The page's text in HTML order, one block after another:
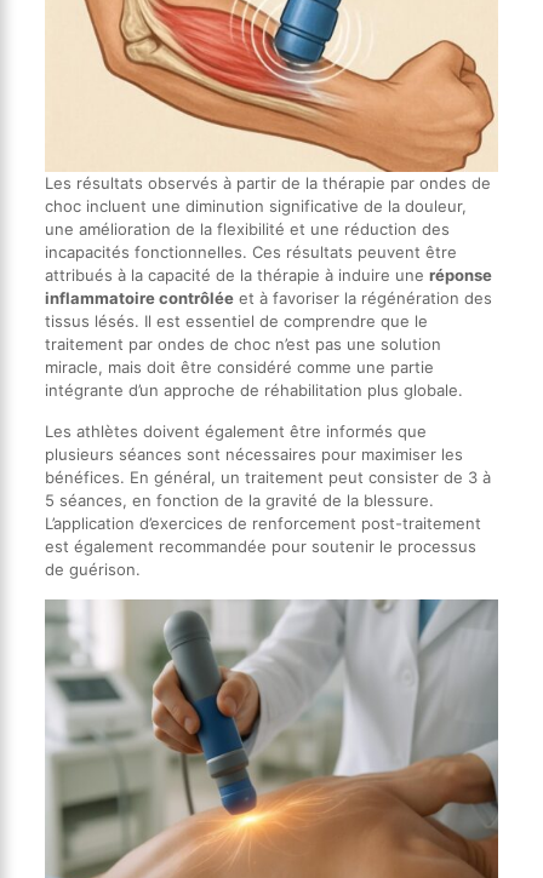
Les résultats observés à partir de la thérapie par ondes de
choc incluent une diminution significative de la douleur,
une amélioration de la flexibilité et une réduction des
incapacités fonctionnelles. Ces résultats peuvent être
attribués à la capacité de la thérapie à induire une réponse
inflammatoire contrôléeet à favoriser la régénération des
tissus lésés. Il est essentiel de comprendre que le
traitement par ondes de choc n’est pas une solution
miracle, mais doit être considéré comme une partie
intégrante d’un approche de réhabilitation plus globale.
Les athlètes doivent également être informés que
plusieurs séances sont nécessaires pour maximiser les
bénéfices. En général, un traitement peut consister de 3 à
5 séances, en fonction de la gravité de la blessure.
L’application d’exercices de renforcement post-traitement
est également recommandée pour soutenir le processus
de guérison.